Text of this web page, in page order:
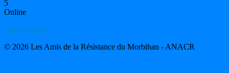
5
Online
Haut de page
© 2026 Les Amis de la Résistance du Morbihan - ANACR